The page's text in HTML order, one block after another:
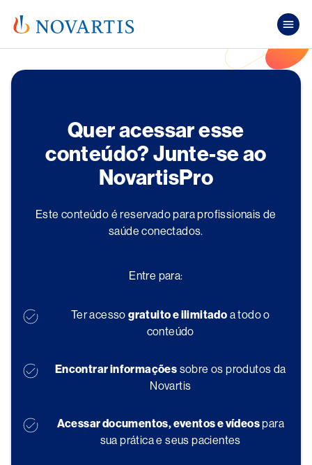
Quer acessar esse
conteúdo? Junte-se ao
NovartisPro
Este conteúdo é reservado para profissionais de
saúde conectados.
Entre para:
Ter acessogratuito e ilimitado a todo o
conteúdo
Encontrar informações sobre os produtos da
Novartis
Acessar documentos, eventos e vídeospara
sua prática e seus pacientes